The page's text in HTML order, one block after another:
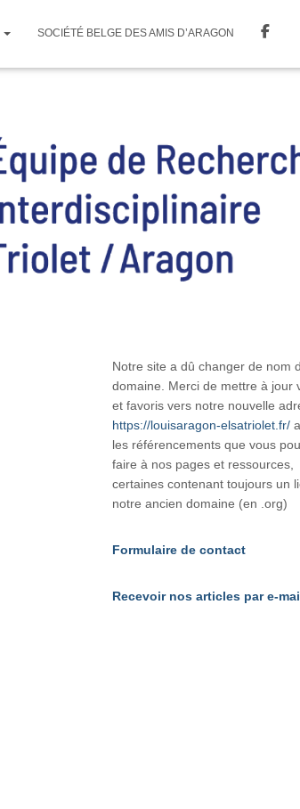
SOCIÉTÉ BELGE DES AMIS D’ARAGON
Notre site a dû changer de nom
domaine. Merci de mettre à jour
et favoris vers notre nouvelle
https://louisaragon-elsatriolet.fr/
les référencements que vous
faire à nos pages et ressources,
certaines contenant toujours un
notre ancien domaine (en .org)
Formulaire de contact
Recevoir nos articles par e-